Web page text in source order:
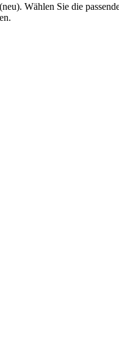
Wählen Sie die